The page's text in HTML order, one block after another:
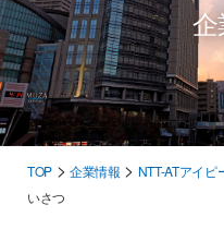
TOP > 企業情報 > NTT-ATアイ
いさつ